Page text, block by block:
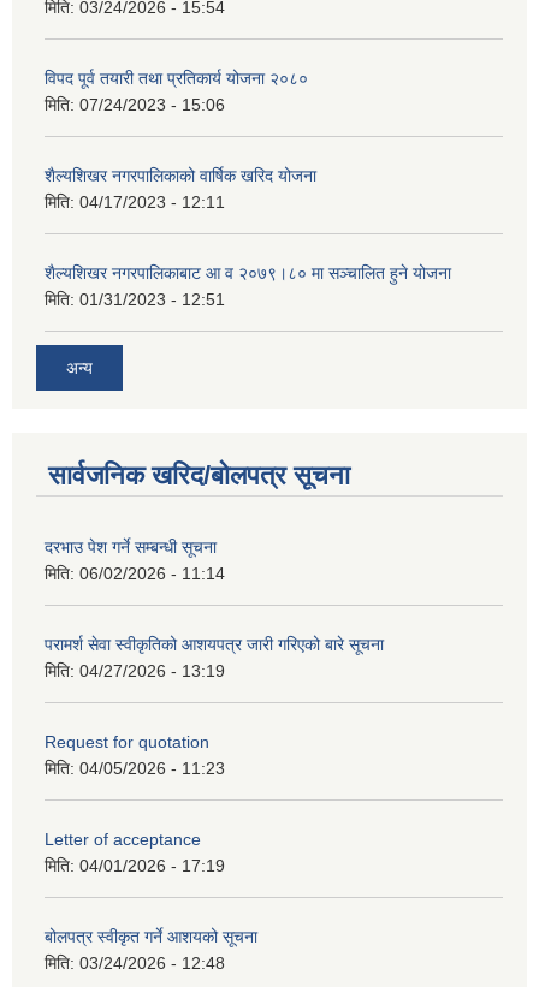
मिति: 03/24/2026 - 15:54
विपद पूर्व तयारी तथा प्रतिकार्य योजना २०८०
मिति: 07/24/2023 - 15:06
शैल्यशिखर नगरपालिकाको वार्षिक खरिद योजना
मिति: 04/17/2023 - 12:11
शैल्यशिखर नगरपालिकाबाट आ व २०७९।८० मा सञ्चालित हुने योजना
मिति: 01/31/2023 - 12:51
अन्य
सार्वजनिक खरिद/बोलपत्र सूचना
दरभाउ पेश गर्ने सम्बन्धी सूचना
मिति: 06/02/2026 - 11:14
परामर्श सेवा स्वीकृतिको आशयपत्र जारी गरिएको बारे सूचना
मिति: 04/27/2026 - 13:19
Request for quotation
मिति: 04/05/2026 - 11:23
Letter of acceptance
मिति: 04/01/2026 - 17:19
बोलपत्र स्वीकृत गर्ने आशयको सूचना
मिति: 03/24/2026 - 12:48